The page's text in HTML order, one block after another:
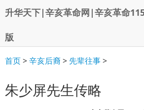
升华天下|辛亥革命网|辛亥革命
版
首页>辛亥后裔> 先辈往事>
朱少屏先生传略